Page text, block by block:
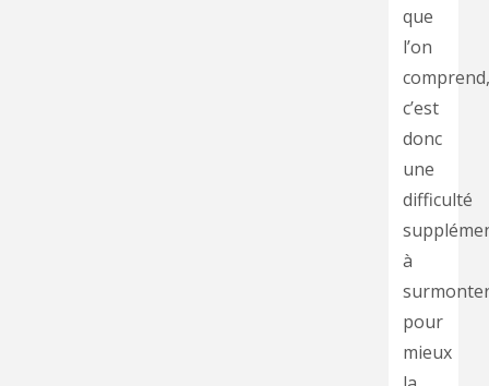
que
l’on
comprend,
c’est
donc
une
difficulté
à
pour
mieux